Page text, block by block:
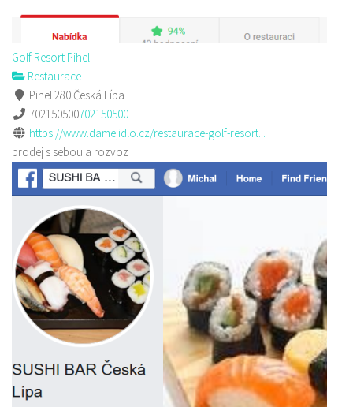
Golf Resort Pihel
Restaurace
Pihel 280 Česká Lípa
702150500702150500
https://www.damejidlo.cz/restaurace-golf-resort...
prodej s sebou a rozvoz